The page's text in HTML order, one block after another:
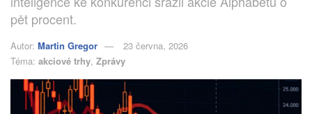
pět procent.
Autor: Martin Gregor
23 června, 2026
Téma: akciové trhy, Zprávy